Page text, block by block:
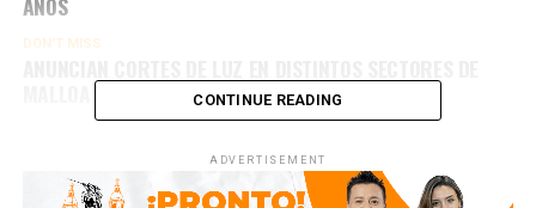
DON'T MISS
MALLOA PARA ESTE VIERNES 17 DE ABRIL
CONTINUE READING
ADVERTISEMENT